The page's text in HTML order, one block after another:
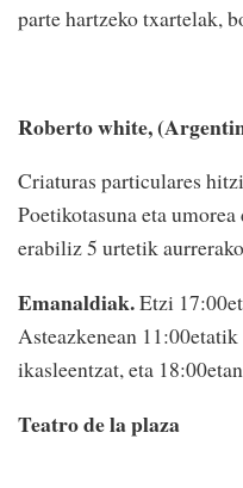
parte hartzeko txartelak,
Roberto white,
Criaturas particulares
Poetikotasuna eta
erabiliz 5 urtetik
Emanaldiak.Etzi
Asteazkenean
ikasleentzat, eta
Teatro de la plaza